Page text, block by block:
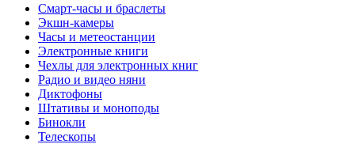
Смарт-часы и браслеты
Экшн-камеры
Часы и метеостанции
Электронные книги
Чехлы для электронных книг
Радио и видео няни
Диктофоны
Штативы и моноподы
Бинокли
Телескопы